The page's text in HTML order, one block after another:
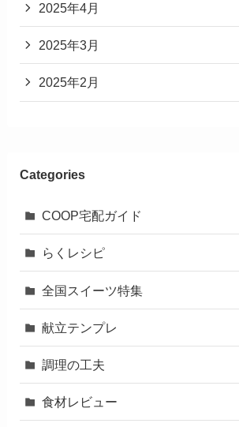
2025年4月
2025年3月
2025年2月
Categories
COOP宅配ガイド
らくレシピ
全国スイーツ特集
献立テンプレ
調理の工夫
食材レビュー